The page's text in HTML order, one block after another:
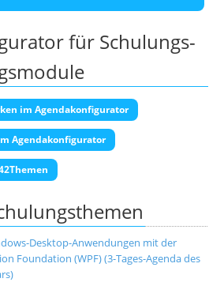
für Schulungs-
im Agendakonfigurator
Agendakonfigurator
Desktop-Anwendungen mit der
Foundation (WPF) (3-Tages-Agenda des